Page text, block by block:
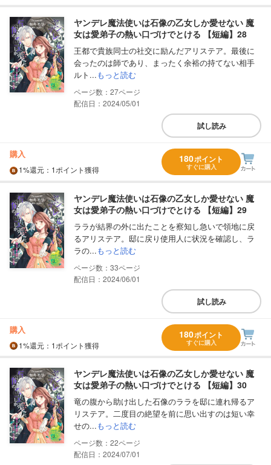
ヤンデレ魔法使いは石像の乙女しか愛せない 魔
女は愛弟子の熱い口づけでとける 【短編】28
王都で貴族同士の社交に励んだアリステア。最後に
会ったのは師であり、まったく余裕の持てない相手
ルト...もっと読む
27
配信日：2024/05/01
試し読み
購入
1%還元 ：1ポイント獲得
180ポイント
すぐに購入
ヤンデレ魔法使いは石像の乙女しか愛せない 魔
女は愛弟子の熱い口づけでとける 【短編】29
ララが結界の外に出たことを察知し急いで領地に戻
るアリステア。邸に戻り使用人に状況を確認し、ラ
ラの...もっと読む
33
配信日：2024/06/01
試し読み
購入
1%還元 ：1ポイント獲得
180ポイント
すぐに購入
ヤンデレ魔法使いは石像の乙女しか愛せない 魔
女は愛弟子の熱い口づけでとける 【短編】30
竜の腹から助け出した石像のララを邸に連れ帰るア
リステア。二度目の絶望を前に思い出すのは短い幸
せの...もっと読む
22
配信日：2024/07/01